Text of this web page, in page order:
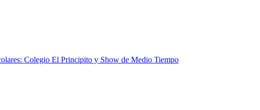
Colegio El Principito y Show de Medio Tiempo